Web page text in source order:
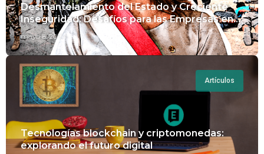
Desmantelamiento del Estado y Creciente
Inseguridad: Desafíos para las Empresas en
Perú.
mayo 8, 2024
Artículos
Tecnologías blockchain y criptomonedas:
explorando el futuro digital